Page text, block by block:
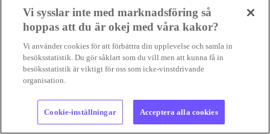
Vi sysslar inte med marknadsföring så
hoppas att du är okej med våra kakor?
Vi använder cookies för att förbättra din upplevelse och samla in
besöksstatistik. Du gör såklart som du vill men att kunna få in
besöksstatistik är viktigt för oss som icke-vinstdrivande
organisation.
Cookie-inställningar Acceptera alla cookies